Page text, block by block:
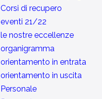
Corsi di recupero
eventi 21/22
le nostre eccellenze
organigramma
orientamento in entrata
orientamento in uscita
Personale